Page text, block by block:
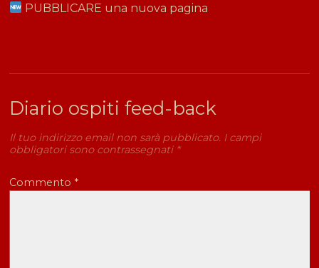
PUBBLICARE una nuova pagina
Diario ospiti feed-back
Il tuo indirizzo email non sarà pubblicato. I campi
obbligatori sono contrassegnati *
Commento *